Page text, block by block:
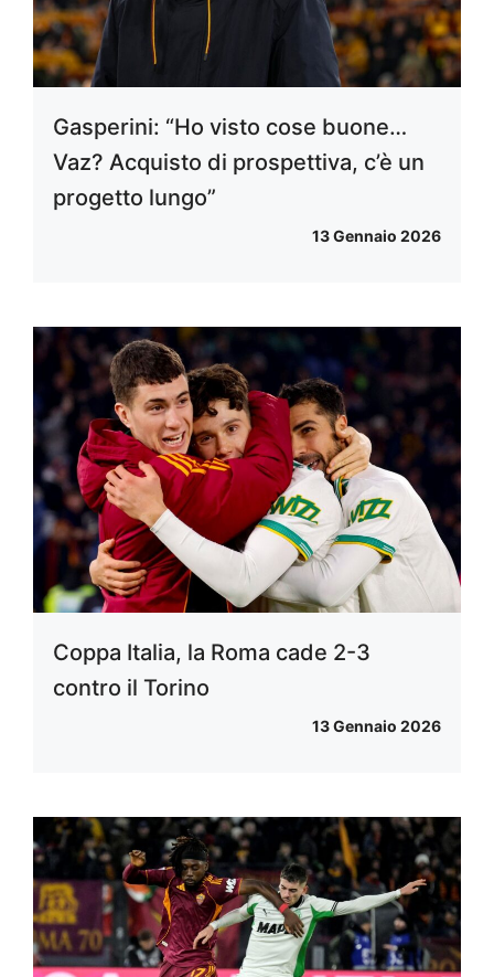
Gasperini: “Ho visto cose buone…
Vaz? Acquisto di prospettiva, c’è un
progetto lungo”
13 Gennaio 2026
Coppa Italia, la Roma cade 2-3
contro il Torino
13 Gennaio 2026